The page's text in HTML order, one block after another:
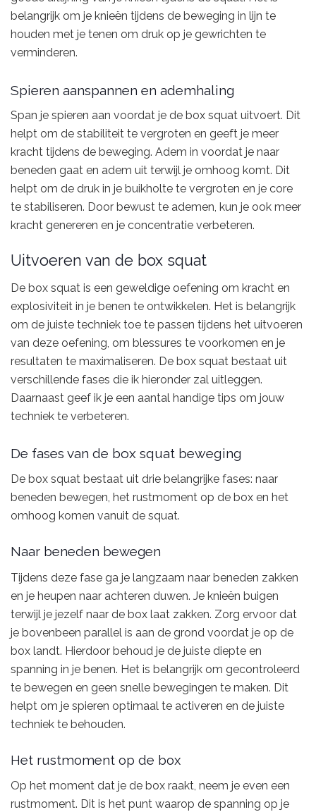
belangrijk om je knieën tijdens de beweging in lijn te
houden met je tenen om druk op je gewrichten te
verminderen.
Spieren aanspannen en ademhaling
Span je spieren aan voordat je de box squat uitvoert. Dit
helpt om de stabiliteit te vergroten en geeft je meer
kracht tijdens de beweging. Adem in voordat je naar
beneden gaat en adem uit terwijl je omhoog komt. Dit
helpt om de druk in je buikholte te vergroten en je core
te stabiliseren. Door bewust te ademen, kun je ook meer
kracht genereren en je concentratie verbeteren.
Uitvoeren van de box squat
De box squat is een geweldige oefening om kracht en
explosiviteit in je benen te ontwikkelen. Het is belangrijk
om de juiste techniek toe te passen tijdens het uitvoeren
van deze oefening, om blessures te voorkomen en je
resultaten te maximaliseren. De box squat bestaat uit
verschillende fases die ik hieronder zal uitleggen.
Daarnaast geef ik je een aantal handige tips om jouw
techniek te verbeteren.
De fases van de box squat beweging
De box squat bestaat uit drie belangrijke fases: naar
beneden bewegen, het rustmoment op de box en het
omhoog komen vanuit de squat.
Naar beneden bewegen
Tijdens deze fase ga je langzaam naar beneden zakken
en je heupen naar achteren duwen. Je knieën buigen
terwijl je jezelf naar de box laat zakken. Zorg ervoor dat
je bovenbeen parallel is aan de grond voordat je op de
box landt. Hierdoor behoud je de juiste diepte en
spanning in je benen. Het is belangrijk om gecontroleerd
te bewegen en geen snelle bewegingen te maken. Dit
helpt om je spieren optimaal te activeren en de juiste
techniek te behouden.
Het rustmoment op de box
Op het moment dat je de box raakt, neem je even een
rustmoment. Dit is het punt waarop de spanning op je